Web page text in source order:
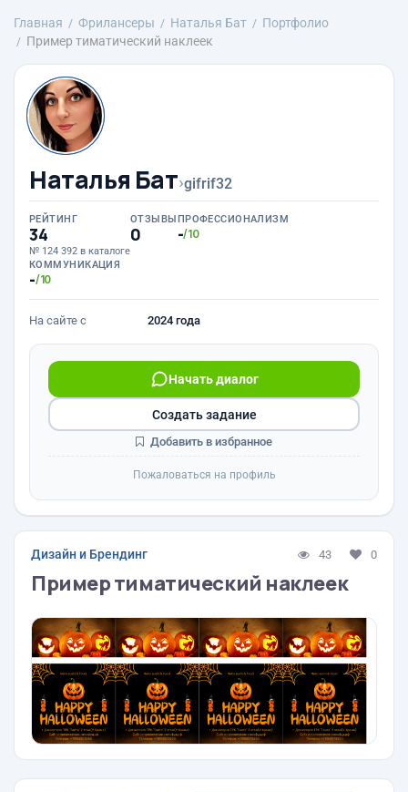
Главная Фрилансеры Наталья Бат
Портфолио
Пример тиматический наклеек
Наталья Бат›gifrif32
РЕЙТИНГ
34
№ 124 392 в каталоге
ОТЗЫВЫ
0
ПРОФЕССИОНАЛИЗМ
-/10
КОММУНИКАЦИЯ
-/10
На сайте с 2024 года
Начать диалог
Создать задание
Добавить в избранное
Пожаловаться на профиль
Дизайн и Брендинг 43 0
Пример тиматический наклеек